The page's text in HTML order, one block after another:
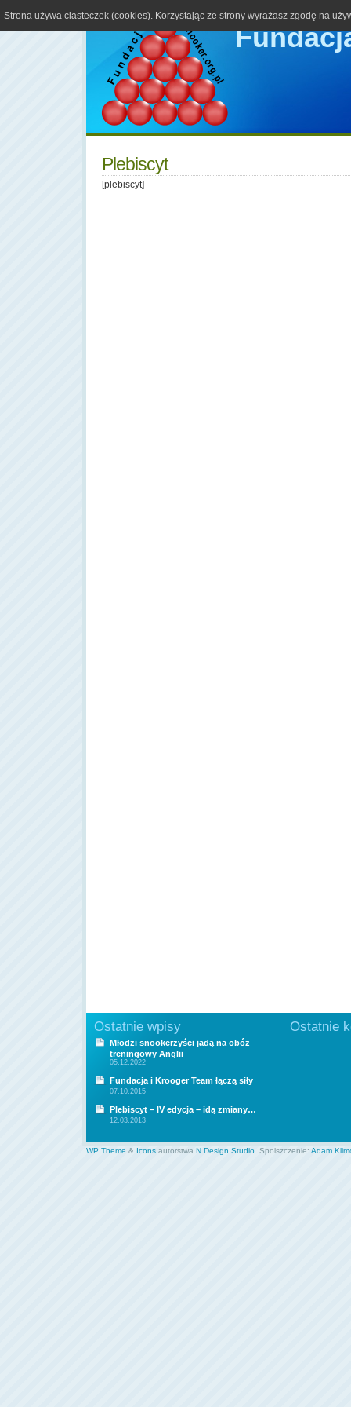
Plebiscyt
[plebiscyt]
Ostatnie wpisy
Młodzi snookerzyści jadą na obóz
treningowy Anglii
05.12.2022
Fundacja i Krooger Team łączą siły
07.10.2015
Plebiscyt – IV edycja – idą zmiany…
12.03.2013
Ostatnie
WP Theme & Icons autorstwa N.Design Studio . Spolszczenie: Adam
Strona używa ciasteczek (cookies). Korzystając ze strony wyrażasz zgodę na